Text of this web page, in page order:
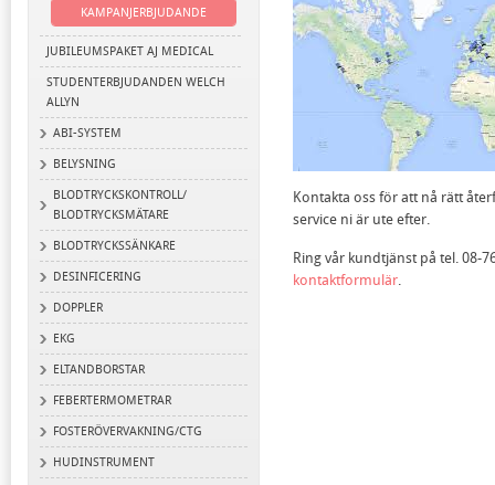
KAMPANJERBJUDANDE
JUBILEUMSPAKET AJ MEDICAL
STUDENTERBJUDANDEN WELCH
ALLYN
ABI-SYSTEM
BELYSNING
BLODTRYCKSKONTROLL/
BLODTRYCKSMÄTARE
BLODTRYCKSSÄNKARE
DESINFICERING
DOPPLER
EKG
ELTANDBORSTAR
FEBERTERMOMETRAR
FOSTERÖVERVAKNING/CTG
HUDINSTRUMENT
Kontakta oss för att nå rätt
service ni är ute efter.
Ring vår kundtjänst på tel. 08-
kontaktformulär